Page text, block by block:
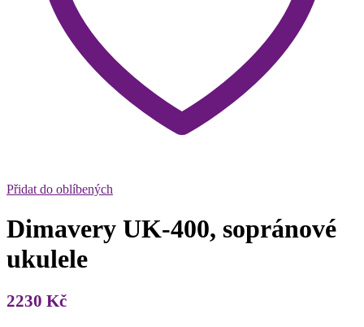
Přidat do oblíbených
Dimavery UK-400, sopránové
ukulele
2230 Kč